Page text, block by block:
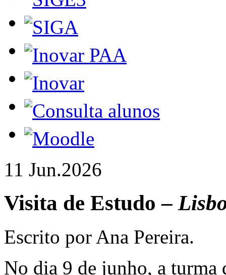
11 Jun.2026
Visita de Estudo –
Escrito por Ana Pereira.
No dia 9 de junho, a turma